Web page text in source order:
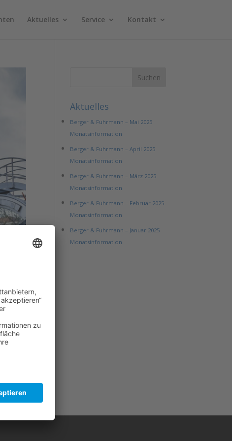
Aktuelles Service Kontakt
der
in
Aktuelles
Berger & Fuhrmann – Mai 2025
Monatsinformation
Berger & Fuhrmann – April 2025
Monatsinformation
Berger & Fuhrmann – März 2025
Monatsinformation
Berger & Fuhrmann – Februar 2025
Monatsinformation
Berger & Fuhrmann – Januar 2025
Monatsinformation